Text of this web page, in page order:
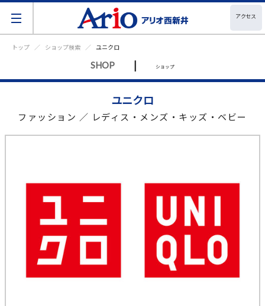
アクセス
トップ ショップ検索 ユニクロ
SHOP | ショップ
ユニクロ
ファッション ／ レディス・メンズ・キッズ・ベビー